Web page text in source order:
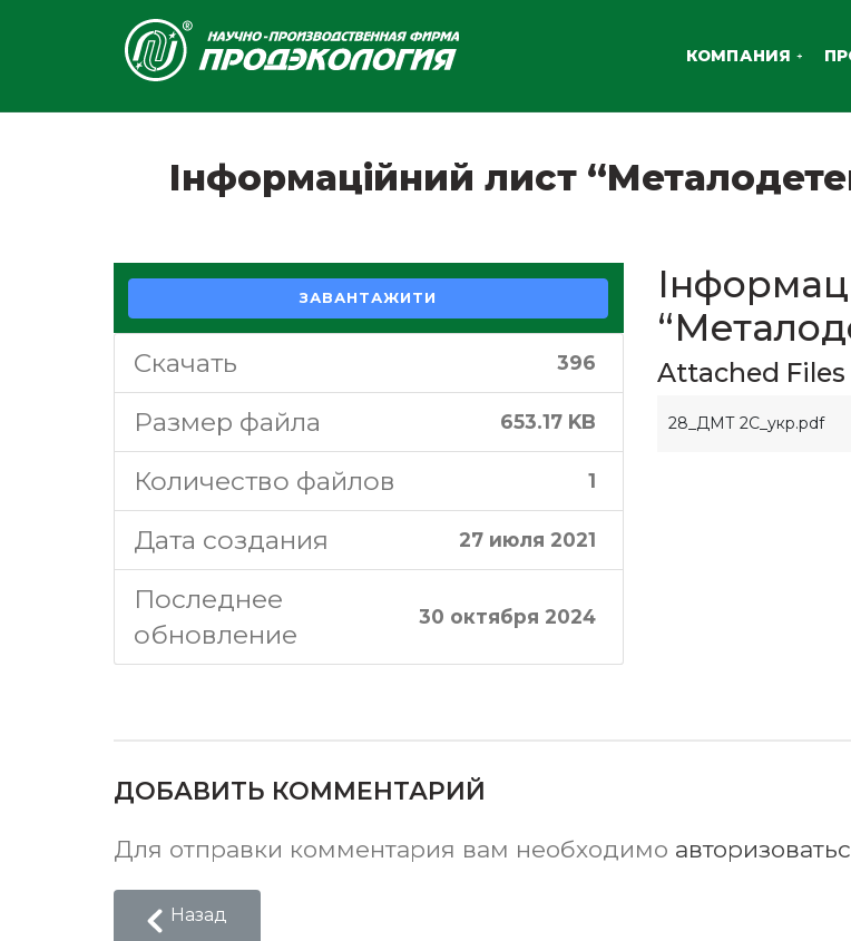
КОМПАНИЯ
Інформаційний лист
ЗАВАНТАЖИТИ
Скачать 396
Размер файла 653.17 KB
Количество файлов 1
Дата создания 27 июля 2021
Последнее
обновление
30 октября 2024
Attached Files
28_ДМТ 2C_укр.pdf
ДОБАВИТЬ КОММЕНТАРИЙ
Для отправки комментария вам необходимо
Назад